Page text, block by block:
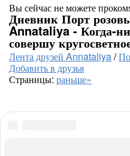
Вы сейчас не можете
Дневник Порт
Annataliya - Когда-
совершу
Лента друзей Annataliya/
Добавить в друзья
Страницы: раньше»